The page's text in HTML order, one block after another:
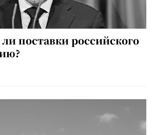
поставки российского